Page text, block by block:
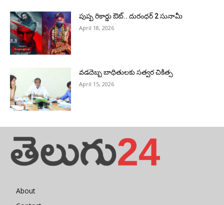
పుష్ప రికార్డు ఔట్‌.. దురంధ‌ర్ 2 సునామీ
April 18, 2026
వడదెబ్బ బాధితులకు సత్వర చికిత్స
April 15, 2026
About